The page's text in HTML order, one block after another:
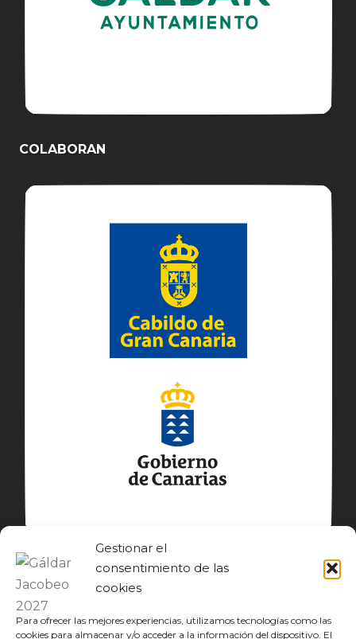
Gestionar el
consentimiento de las
cookies
Para ofrecer las mejores experiencias, utilizamos tecnologías como las
cookies para almacenar y/o acceder a la información del dispositivo. El
COLABORAN